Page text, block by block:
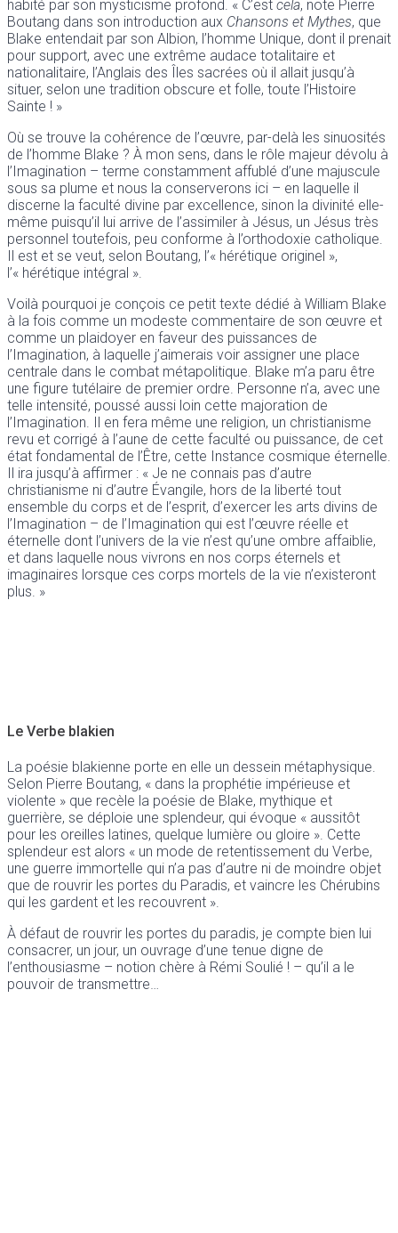
habité par son mysticisme profond. « C’est cela, note Pierre
Boutang dans son introduction aux Chansons et Mythes, que
Blake entendait par son Albion, l’homme Unique, dont il prenait
pour support, avec une extrême audace totalitaire et
nationalitaire, l’Anglais des Îles sacrées où il allait jusqu’à
situer, selon une tradition obscure et folle, toute l’Histoire
Sainte ! »
Où se trouve la cohérence de l’œuvre, par-delà les sinuosités
de l’homme Blake ? À mon sens, dans le rôle majeur dévolu à
l’Imagination – terme constamment affublé d’une majuscule
sous sa plume et nous la conserverons ici – en laquelle il
discerne la faculté divine par excellence, sinon la divinité elle-
même puisqu’il lui arrive de l’assimiler à Jésus, un Jésus très
personnel toutefois, peu conforme à l’orthodoxie catholique.
Il est et se veut, selon Boutang, l’« hérétique originel »,
l’« hérétique intégral ».
Voilà pourquoi je conçois ce petit texte dédié à William Blake
à la fois comme un modeste commentaire de son œuvre et
comme un plaidoyer en faveur des puissances de
l’Imagination, à laquelle j’aimerais voir assigner une place
centrale dans le combat métapolitique. Blake m’a paru être
une figure tutélaire de premier ordre. Personne n’a, avec une
telle intensité, poussé aussi loin cette majoration de
l’Imagination. Il en fera même une religion, un christianisme
revu et corrigé à l’aune de cette faculté ou puissance, de cet
état fondamental de l’Être, cette Instance cosmique éternelle.
Il ira jusqu’à affirmer : « Je ne connais pas d’autre
christianisme ni d’autre Évangile, hors de la liberté tout
ensemble du corps et de l’esprit, d’exercer les arts divins de
l’Imagination – de l’Imagination qui est l’œuvre réelle et
éternelle dont l’univers de la vie n’est qu’une ombre affaiblie,
et dans laquelle nous vivrons en nos corps éternels et
imaginaires lorsque ces corps mortels de la vie n’existeront
plus. »
Le Verbe blakien
La poésie blakienne porte en elle un dessein métaphysique.
Selon Pierre Boutang, « dans la prophétie impérieuse et
violente » que recèle la poésie de Blake, mythique et
guerrière, se déploie une splendeur, qui évoque « aussitôt
pour les oreilles latines, quelque lumière ou gloire ». Cette
splendeur est alors « un mode de retentissement du Verbe,
une guerre immortelle qui n’a pas d’autre ni de moindre objet
que de rouvrir les portes du Paradis, et vaincre les Chérubins
qui les gardent et les recouvrent ».
À défaut de rouvrir les portes du paradis, je compte bien lui
consacrer, un jour, un ouvrage d’une tenue digne de
l’enthousiasme – notion chère à Rémi Soulié ! – qu’il a le
pouvoir de transmettre…